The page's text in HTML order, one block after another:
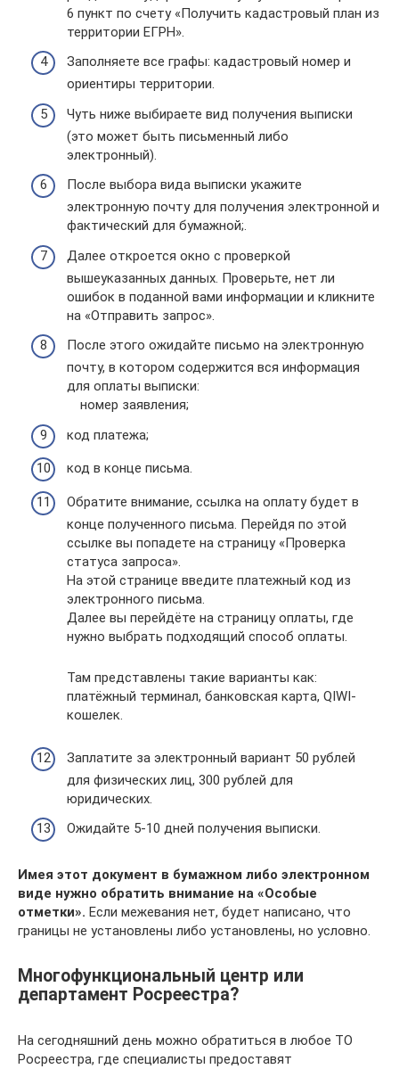
6 пункт по счету «Получить кадастровый план из
территории ЕГРН».
Заполняете все графы: кадастровый номер и
ориентиры территории.
Чуть ниже выбираете вид получения выписки
(это может быть письменный либо
электронный).
После выбора вида выписки укажите
электронную почту для получения электронной и
фактический для бумажной;.
Далее откроется окно с проверкой
вышеуказанных данных. Проверьте, нет ли
ошибок в поданной вами информации и кликните
на «Отправить запрос».
После этого ожидайте письмо на электронную
почту, в котором содержится вся информация
для оплаты выписки:
номер заявления;
код платежа;
код в конце письма.
Обратите внимание, ссылка на оплату будет в
конце полученного письма. Перейдя по этой
ссылке вы попадете на страницу «Проверка
статуса запроса».
На этой странице введите платежный код из
электронного письма.
Далее вы перейдёте на страницу оплаты, где
нужно выбрать подходящий способ оплаты.
Там представлены такие варианты как:
платёжный терминал, банковская карта, QIWI-
кошелек.
Заплатите за электронный вариант 50 рублей
для физических лиц, 300 рублей для
юридических.
Ожидайте 5-10 дней получения выписки.
Имея этот документ в бумажном либо электронном
виде нужно обратить внимание на «Особые
отметки». Если межевания нет, будет написано, что
границы не установлены либо установлены, но условно.
Многофункциональный центр или
департамент Росреестра?
На сегодняшний день можно обратиться в любое ТО
Росреестра, где специалисты предоставят